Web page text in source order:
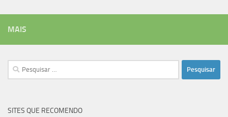
MAIS
Pesquisar
por:
SITES QUE RECOMENDO